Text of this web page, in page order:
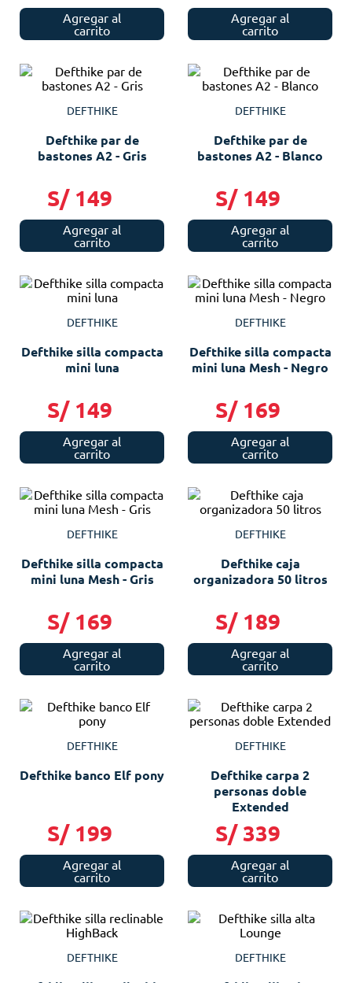
Agregar al
carrito
Agregar al
carrito
DEFTHIKE
Defthike par de
bastones A2 - Gris
S/ 149
Agregar al
carrito
DEFTHIKE
Defthike par de
bastones A2 - Blanco
S/ 149
Agregar al
carrito
DEFTHIKE
Defthike silla compacta
mini luna
S/ 149
Agregar al
carrito
DEFTHIKE
Defthike silla compacta
mini luna Mesh - Negro
S/ 169
Agregar al
carrito
DEFTHIKE
Defthike silla compacta
mini luna Mesh - Gris
S/ 169
Agregar al
carrito
DEFTHIKE
Defthike caja
organizadora 50 litros
S/ 189
Agregar al
carrito
DEFTHIKE
Defthike banco Elf pony
S/ 199
Agregar al
carrito
DEFTHIKE
Defthike carpa 2
personas doble
Extended
S/ 339
Agregar al
carrito
DEFTHIKE DEFTHIKE